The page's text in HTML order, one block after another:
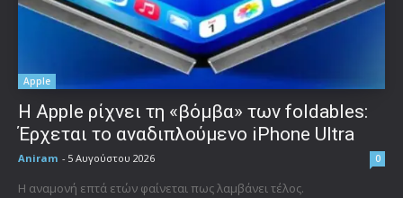
Apple
Η Apple ρίχνει τη «βόμβα» των foldables:
Έρχεται το αναδιπλούμενο iPhone Ultra
Aniram - 5 Αυγούστου 2026 0
Η αναμονή επτά ετών φαίνεται πως λαμβάνει τέλος.